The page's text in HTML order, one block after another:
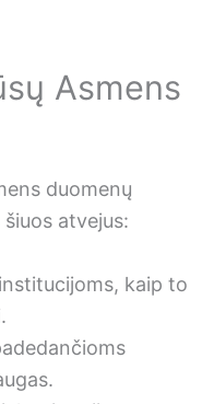
Asmens
duomenų
atvejus:
kaip to